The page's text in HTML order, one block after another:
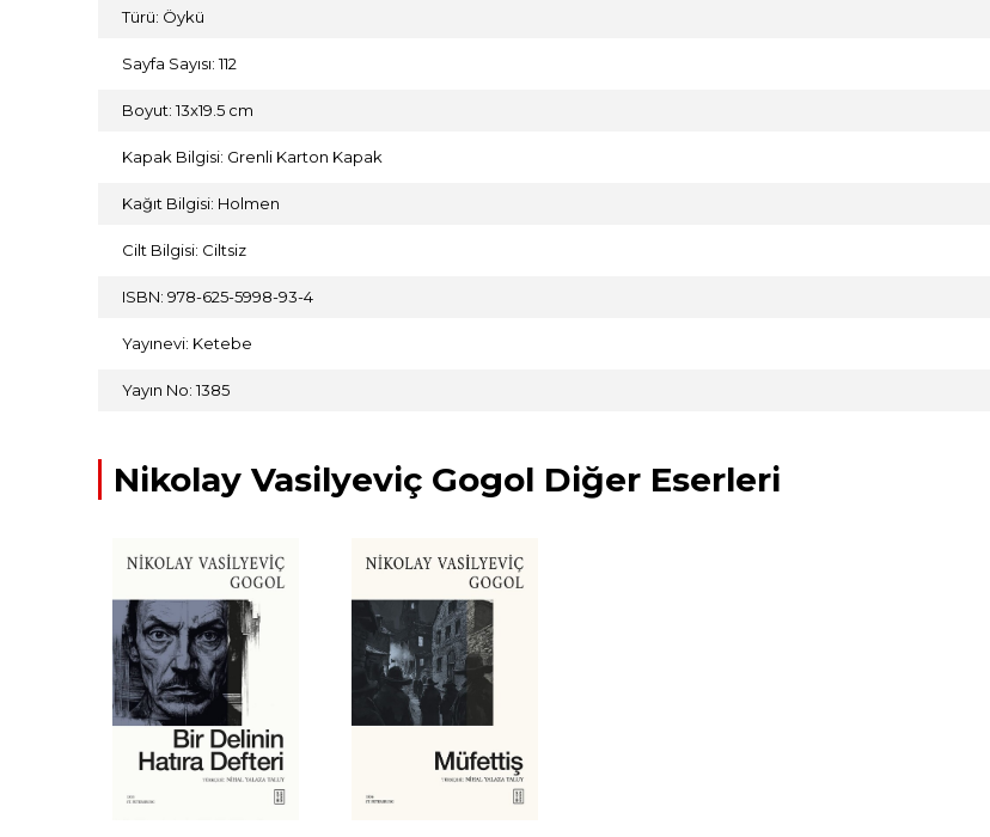
Türü: Öykü
Sayfa Sayısı: 112
Boyut: 13x19.5 cm
Kapak Bilgisi: Grenli Karton Kapak
Kağıt Bilgisi: Holmen
Cilt Bilgisi: Ciltsiz
ISBN: 978-625-5998-93-4
Yayınevi: Ketebe
Yayın No: 1385
Nikolay Vasilyeviç Gogol Diğer Eserleri